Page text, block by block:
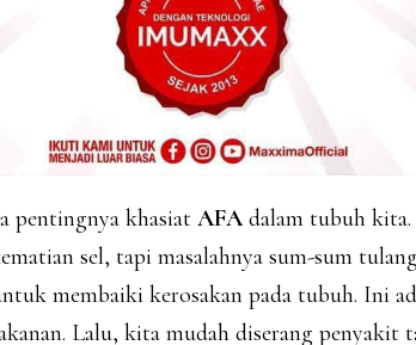
pentingnya khasiat AFAdalam tubuh
sel, tapi masalahnya sum-sum
membaiki kerosakan pada tubuh. Ini
Lalu, kita mudah diserang penyakit